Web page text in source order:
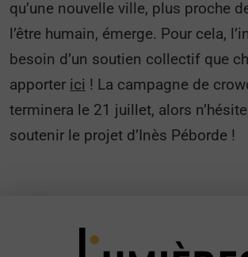
qu’une nouvelle ville, plus proche
l’être humain, émerge. Pour cela,
besoin d’un soutien collectif que
apporter ici ! La campagne de
terminera le 21 juillet, alors
soutenir le projet d’Inès Péborde !